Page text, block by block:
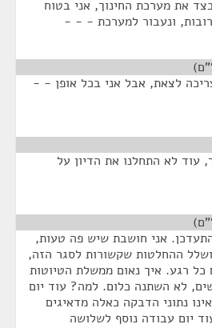
את מערכת החינוך, אני בטוח
ונעבור למערכת - - -
לצאת, אבל אני בכל אופן - -
עוד לא התחלנו את הדיון על
אני חושבת שיש פה טעות,
ההחלטות שקשורות לסגר הזה,
כל רגע. איך נאום ממשלת הטיוטות
לא השתנה כלום. למה? עוד יום
נתוני הדבקה כאלה מדאיגים
יום עבודה נוסף לשלושה